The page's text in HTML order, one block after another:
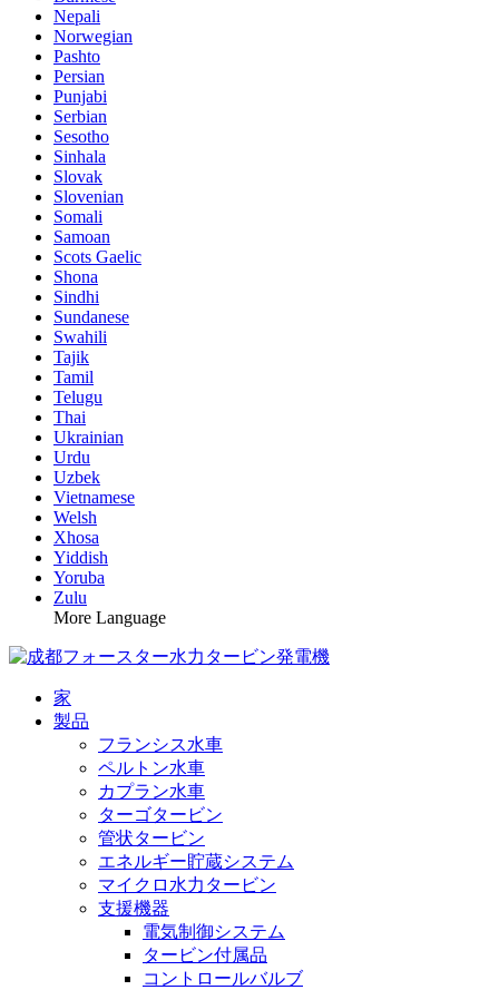
Nepali
Norwegian
Pashto
Persian
Punjabi
Serbian
Sesotho
Sinhala
Slovak
Slovenian
Somali
Samoan
Scots Gaelic
Shona
Sindhi
Sundanese
Swahili
Tajik
Tamil
Telugu
Thai
Ukrainian
Urdu
Uzbek
Vietnamese
Welsh
Xhosa
Yiddish
Yoruba
Zulu
More Language
家
製品
フランシス水車
ペルトン水車
カプラン水車
ターゴタービン
管状タービン
エネルギー貯蔵システム
マイクロ水力タービン
支援機器
電気制御システム
タービン付属品
コントロールバルブ